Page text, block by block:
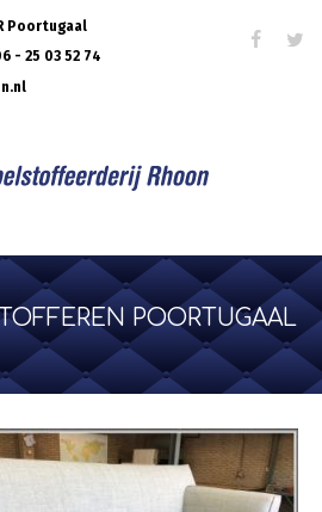
Poortugaal
- 25 03 52 74
POORTUGAAL